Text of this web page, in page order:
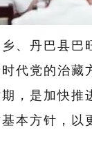
丹巴县巴
代党的治藏
，是加快
本方针，以